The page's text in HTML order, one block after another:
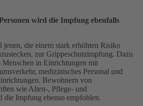
wird die Impfung ebenfalls
die einem stark erhöhten Risiko
zur Grippeschutzimpfung. Dazu
Menschen in Einrichtungen mit
medizinisches Personal und
Bewohnern von
wie Alten-, Pflege- und
die Impfung ebenso empfohlen.